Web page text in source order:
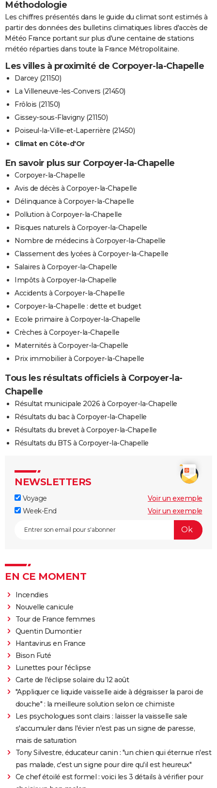
Méthodologie
Les chiffres présentés dans le guide du climat sont estimés à
partir des données des bulletins climatiques libres d'accès de
Météo France portant sur plus d'une centaine de stations
météo réparties dans toute la France Métropolitaine.
Les villes à proximité de Corpoyer-la-Chapelle
Darcey (21150)
La Villeneuve-les-Convers (21450)
Frôlois (21150)
Gissey-sous-Flavigny (21150)
Poiseul-la-Ville-et-Laperrière (21450)
Climat en Côte-d'Or
En savoir plus sur Corpoyer-la-Chapelle
Corpoyer-la-Chapelle
Avis de décès à Corpoyer-la-Chapelle
Délinquance à Corpoyer-la-Chapelle
Pollution à Corpoyer-la-Chapelle
Risques naturels à Corpoyer-la-Chapelle
Nombre de médecins à Corpoyer-la-Chapelle
Classement des lycées à Corpoyer-la-Chapelle
Salaires à Corpoyer-la-Chapelle
Impôts à Corpoyer-la-Chapelle
Accidents à Corpoyer-la-Chapelle
Corpoyer-la-Chapelle : dette et budget
Ecole primaire à Corpoyer-la-Chapelle
Crèches à Corpoyer-la-Chapelle
Maternités à Corpoyer-la-Chapelle
Prix immobilier à Corpoyer-la-Chapelle
Tous les résultats officiels à Corpoyer-la-
Chapelle
Résultat municipale 2026 à Corpoyer-la-Chapelle
Résultats du bac à Corpoyer-la-Chapelle
Résultats du brevet à Corpoyer-la-Chapelle
Résultats du BTS à Corpoyer-la-Chapelle
NEWSLETTERS
Voyage
Voir un exemple
Week-End
Voir un exemple
EN CE MOMENT
Incendies
Nouvelle canicule
Tour de France femmes
Quentin Dumontier
Hantavirus en France
Bison Futé
Lunettes pour l'éclipse
Carte de l'éclipse solaire du 12 août
"Appliquer ce liquide vaisselle aide à dégraisser la paroi de
douche" : la meilleure solution selon ce chimiste
Les psychologues sont clairs : laisser la vaisselle sale
s'accumuler dans l'évier n'est pas un signe de paresse,
mais de saturation
Tony Silvestre, éducateur canin : "un chien qui éternue n'est
pas malade, c'est un signe pour dire qu'il est heureux"
Ce chef étoilé est formel : voici les 3 détails à vérifier pour